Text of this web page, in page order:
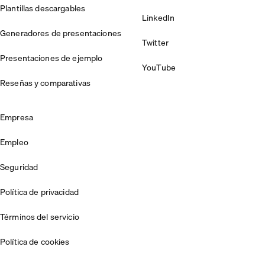
Plantillas descargables
Generadores de presentaciones
Presentaciones de ejemplo
Reseñas y comparativas
LinkedIn
Twitter
YouTube
Empresa
Empleo
Seguridad
Política de privacidad
Términos del servicio
Política de cookies